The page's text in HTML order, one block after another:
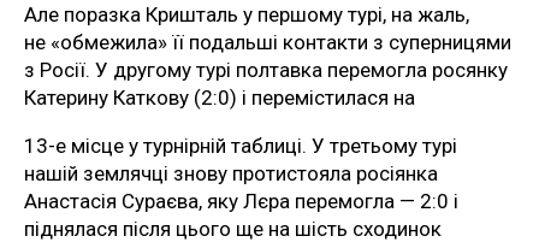
Але поразка Кришталь у першому турі, на жаль,
не «обмежила» її подальші контакти з суперницями
з Росії. У другому турі полтавка перемогла росянку
Катерину Каткову (2:0) і перемістилася на
13-е місце у турнірній таблиці. У третьому турі
нашій землячці знову протистояла росіянка
Анастасія Сураєва, яку Лєра перемогла — 2:0 і
піднялася після цього ще на шість сходинок